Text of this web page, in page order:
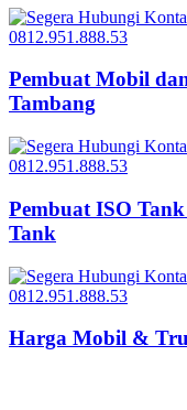
Pembuat Mobil
Tambang
Pembuat ISO
Tank
Harga Mobil &